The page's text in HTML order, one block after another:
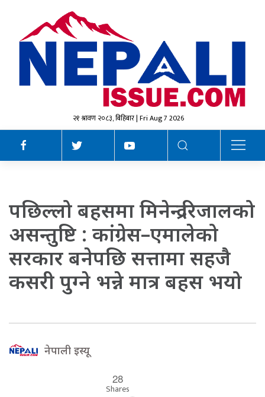
२१ श्रावण २०८३, बिहिबार | Fri Aug 7 2026
पछिल्लो बहसमा मिनेन्द्र रिजालको
असन्तुष्टि : कांग्रेस–एमालेको
सरकार बनेपछि सत्तामा सहजै
कसरी पुग्ने भन्ने मात्र बहस भयो
नेपाली इस्यू
28
Shares